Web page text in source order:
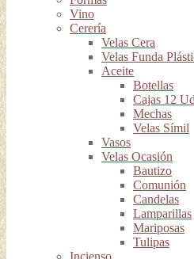
Vino
Cerería
Velas Cera
Velas Funda
Aceite
Botellas
Cajas 12 Ud
Mechas
Velas Símil
Vasos
Velas Ocasión
Bautizo
Comunión
Candelas
Lamparillas
Mariposas
Tulipas
Incienso